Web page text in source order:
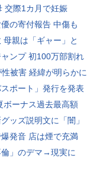
交際1カ月で妊娠
の寄付報告 中傷も
母親は「ギャー」と
ンプ 初100万部割れ
被害 経緯が明らかに
ポート」発行を発表
ボーナス過去最高額
ッズ説明文に「闇」
発音 店は煙で充満
倫」のデマ→現実に